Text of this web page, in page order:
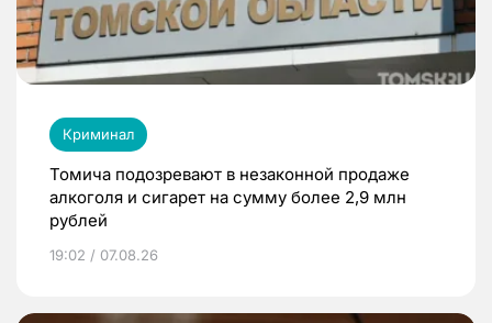
Криминал
Томича подозревают в незаконной продаже
алкоголя и сигарет на сумму более 2,9 млн
рублей
19:02 / 07.08.26